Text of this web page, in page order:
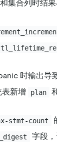
集合列时结
时输出导
新增
plan
stmt-count
字段